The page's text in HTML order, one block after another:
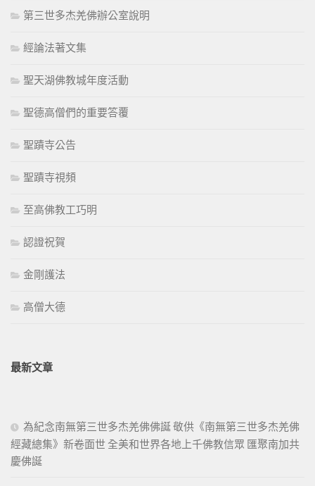
第三世多杰羌佛辦公室說明
經論法著文集
聖天湖佛教城年度活動
聖德高僧們的重要答覆
聖蹟寺公告
聖蹟寺視頻
至高佛教工巧明
認證祝賀
金剛護法
高僧大德
最新文章
為紀念南無第三世多杰羌佛佛誕 敬供《南無第三世多杰羌佛
經藏總集》新卷面世 全美和世界各地上千佛教信眾 匯聚南加共
慶佛誕